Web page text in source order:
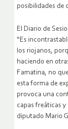
posibilidades de
El Diario de
“Es
los riojanos,
haciendo en
Famatina, no
esta forma de
provoca una
capas freáticas
diputado Mario